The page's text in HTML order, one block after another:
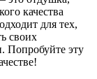
качества
для тех,
своих
Попробуйте эту